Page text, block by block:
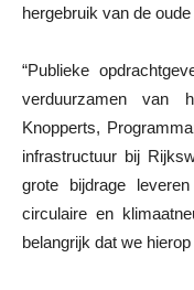
hergebruik van de oude
“Publieke
verduurzamen van
Knopperts,
infrastructuur bij
grote bijdrage
circulaire en
belangrijk dat we hierop